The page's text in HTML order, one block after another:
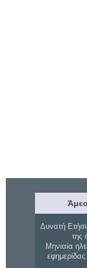
Δυνατή
της
Μηνιαία